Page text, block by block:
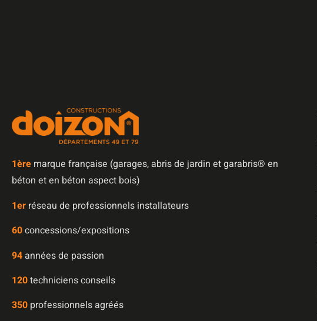
1ère marque française (garages, abris de jardin et garabris®️ en
béton et en béton aspect bois)
1er réseau de professionnels installateurs
60concessions/expositions
94 années de passion
120techniciens conseils
350 professionnels agréés